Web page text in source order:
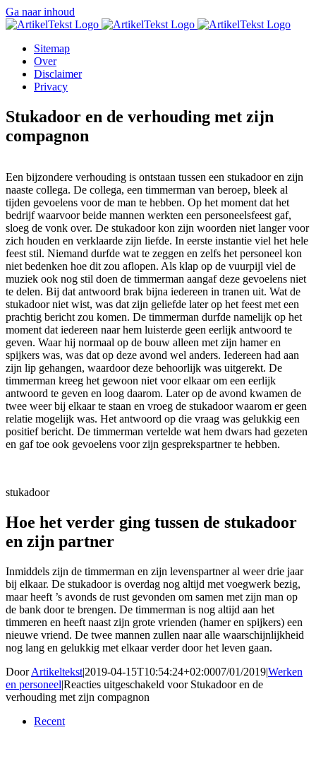
Ga naar inhoud
Sitemap
Over
Disclaimer
Privacy
Stukadoor en de verhouding met zijn
compagnon
Een bijzondere verhouding is ontstaan tussen een stukadoor en zijn
naaste collega. De collega, een timmerman van beroep, bleek al
tijden gevoelens voor de man te hebben. Op het moment dat het
bedrijf waarvoor beide mannen werkten een personeelsfeest gaf,
sloeg de vonk over. De stukadoor kon zijn woorden niet langer voor
zich houden en verklaarde zijn liefde. In eerste instantie viel het hele
feest stil. Niemand durfde wat te zeggen en zelfs het personeel kon
niet bedenken hoe dit zou aflopen. Als klap op de vuurpijl viel de
muziek ook nog stil doen de timmerman aangaf deze gevoelens niet
te delen. Bij dat antwoord brak bijna iedereen in tranen uit. Wat de
stukadoor niet wist, was dat zijn geliefde later op het feest met een
prachtig bericht zou komen. De timmerman durfde namelijk op het
moment dat iedereen naar hem luisterde geen eerlijk antwoord te
geven. Waar hij normaal op de bouw alleen met zijn hamer en
spijkers was, was dat op deze avond wel anders. Iedereen had aan
zijn lip gehangen, waardoor deze behoorlijk was uitgerekt. De
timmerman kreeg het gewoon niet voor elkaar om een eerlijk
antwoord te geven en loog daarom. Later op de avond kwamen de
twee weer bij elkaar te staan en vroeg de stukadoor waarom er geen
relatie mogelijk was. Het antwoord op die vraag was gelukkig een
positief bericht. De timmerman vertelde wat hem dwars had gezeten
en gaf toe ook gevoelens voor zijn gesprekspartner te hebben.
stukadoor
Hoe het verder ging tussen de stukadoor
en zijn partner
Inmiddels zijn de timmerman en zijn levenspartner al weer drie jaar
bij elkaar. De stukadoor is overdag nog altijd met voegwerk bezig,
maar heeft ’s avonds de rust gevonden om samen met zijn man op
de bank door te brengen. De timmerman is nog altijd aan het
timmeren en heeft naast zijn grote vrienden (hamer en spijkers) een
nieuwe vriend. De twee mannen zullen naar alle waarschijnlijkheid
nog lang en gelukkig met elkaar verder door het leven gaan.
DoorArtikeltekst|2019-04-15T10:54:24+02:0007/01/2019|Werken
en personeel|Reacties uitgeschakeld voor Stukadoor en de
verhouding met zijn compagnon
Recent